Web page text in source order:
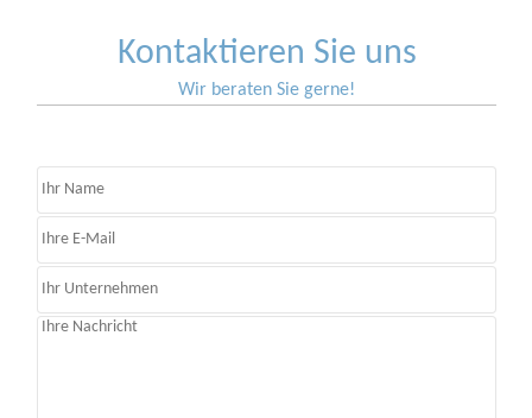
Kontaktieren Sie uns
Wir beraten Sie gerne!